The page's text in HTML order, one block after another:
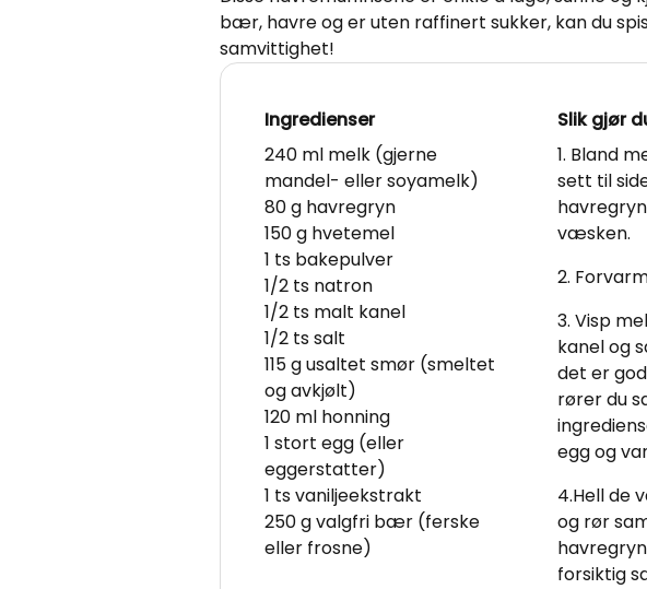
bær, havre og er uten raffinert sukker, kan du
samvittighet!
Ingredienser
240 ml melk (gjerne
mandel- eller soyamelk)
80 g havregryn
150 g hvetemel
1 ts bakepulver
1/2 ts natron
1/2 ts malt kanel
1/2 ts salt
115 g usaltet smør (smeltet
og avkjølt)
120 ml honning
1 stort egg (eller
eggerstatter)
1 ts vaniljeekstrakt
250 g valgfri bær (ferske
eller frosne)
Slik gjør
1. Bland
sett til
væsken.
2.
3. Visp
kanel og
det er
rører du
egg og
4.Hell de
og rør
forsiktig